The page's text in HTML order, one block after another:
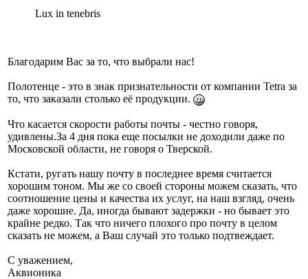
Lux in tenebris
Благодарим Вас за то, что выбрали нас!
Полотенце - это в знак признательности от компании Tetra за
то, что заказали столько её продукции.
Что касается скорости работы почты - честно говоря,
удивлены.За 4 дня пока еще посылки не доходили даже по
Московской области, не говоря о Тверской.
Кстати, ругать нашу почту в последнее время считается
хорошим тоном. Мы же со своей стороны можем сказать, что
соотношение цены и качества их услуг, на наш взгляд, очень
даже хорошие. Да, иногда бывают задержки - но бывает это
крайне редко. Так что ничего плохого про почту в целом
сказать не можем, а Ваш случай это только подтвеждает.
С уважением,
Аквионика